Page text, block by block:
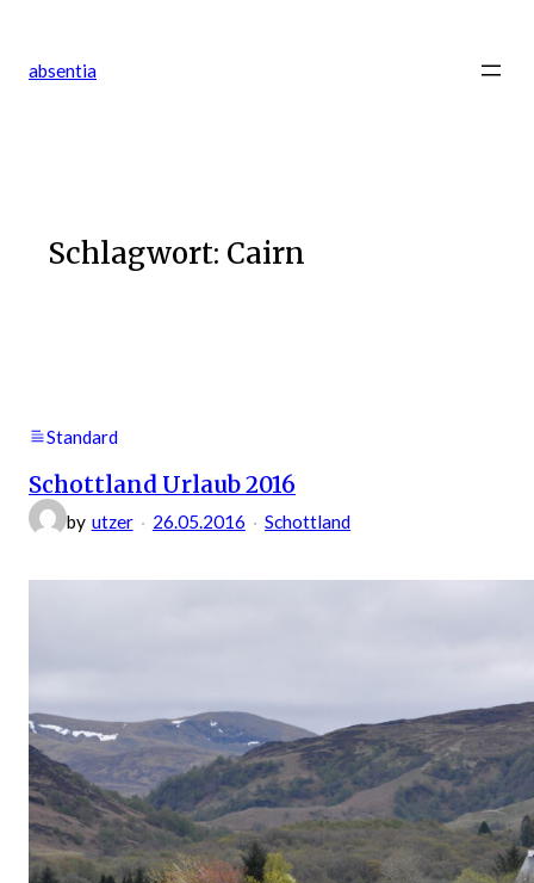
springen
absentia
Schlagwort: Cairn
Standard
Schottland Urlaub 2016
by utzer 26.05.2016 Schottland